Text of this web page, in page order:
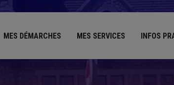
MES DÉMARCHES MES SERVICES INFOS